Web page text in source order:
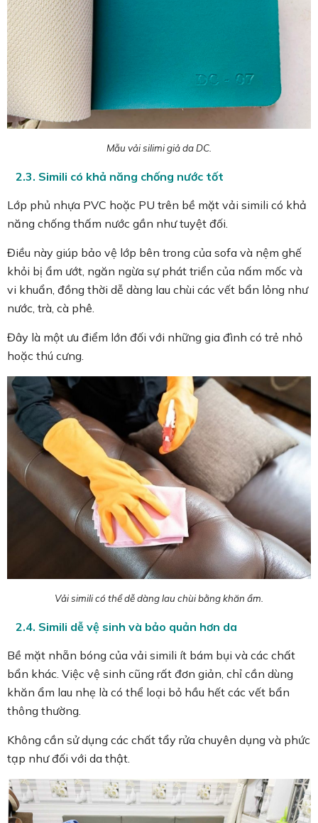
Mẫu vải silimi giả da DC.
2.3. Simili có khả năng chống nước tốt
Lớp phủ nhựa PVC hoặc PU trên bề mặt vải simili có khả
năng chống thấm nước gần như tuyệt đối.
Điều này giúp bảo vệ lớp bên trong của sofa và nệm ghế
khỏi bị ẩm ướt, ngăn ngừa sự phát triển của nấm mốc và
vi khuẩn, đồng thời dễ dàng lau chùi các vết bẩn lỏng như
nước, trà, cà phê.
Đây là một ưu điểm lớn đối với những gia đình có trẻ nhỏ
hoặc thú cưng.
Vải simili có thể dễ dàng lau chùi bằng khăn ẩm.
2.4. Simili dễ vệ sinh và bảo quản hơn da
Bề mặt nhẵn bóng của vải simili ít bám bụi và các chất
bẩn khác. Việc vệ sinh cũng rất đơn giản, chỉ cần dùng
khăn ẩm lau nhẹ là có thể loại bỏ hầu hết các vết bẩn
thông thường.
Không cần sử dụng các chất tẩy rửa chuyên dụng và phức
tạp như đối với da thật.